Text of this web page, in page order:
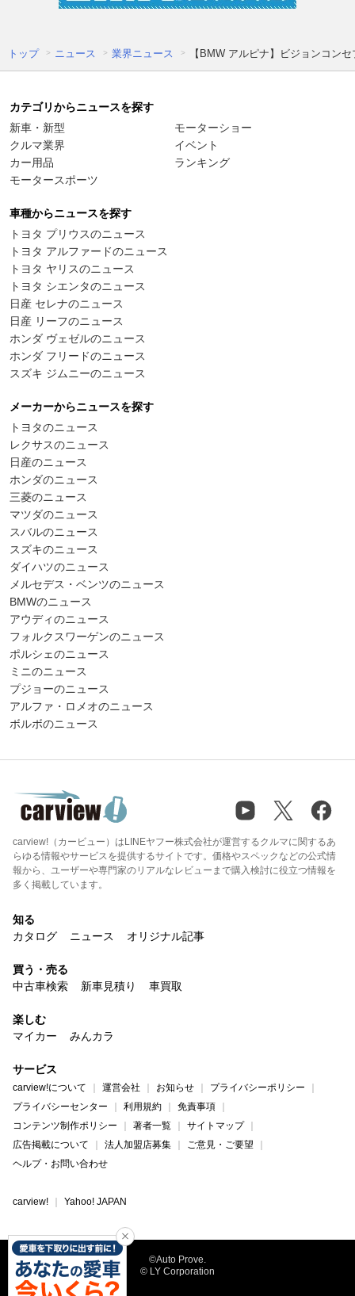
トップ ニュース 業界ニュース 【BMW アルピナ】ビジョンコン
カテゴリからニュースを探す
新車・新型
クルマ業界
カー用品
モータースポーツ
モーターショー
イベント
ランキング
車種からニュースを探す
トヨタ プリウスのニュース
トヨタ アルファードのニュース
トヨタ ヤリスのニュース
トヨタ シエンタのニュース
日産 セレナのニュース
日産 リーフのニュース
ホンダ ヴェゼルのニュース
ホンダ フリードのニュース
スズキ ジムニーのニュース
メーカーからニュースを探す
トヨタのニュース
レクサスのニュース
日産のニュース
ホンダのニュース
三菱のニュース
マツダのニュース
スバルのニュース
スズキのニュース
ダイハツのニュース
メルセデス・ベンツのニュース
BMWのニュース
アウディのニュース
フォルクスワーゲンのニュース
ポルシェのニュース
ミニのニュース
プジョーのニュース
アルファ・ロメオのニュース
ボルボのニュース
carview!（カービュー）はLINEヤフー株式会社が運営するクルマに関するあ
らゆる情報やサービスを提供するサイトです。価格やスペックなどの公式情
報から、ユーザーや専門家のリアルなレビューまで購入検討に役立つ情報を
多く掲載しています。
知る
カタログ
ニュース オリジナル記事
買う・売る
中古車検索
新車見積り 車買取
楽しむ
マイカー
みんカラ
サービス
carview!について 運営会社 お知らせ
プライバシーポリシー
プライバシーセンター
利用規約
免責事項
コンテンツ制作ポリシー
著者一覧
サイトマップ
広告掲載について
法人加盟店募集
ご意見・ご要望
ヘルプ・お問い合わせ
carview! Yahoo! JAPAN
©Auto Prove.
© LY Corporation